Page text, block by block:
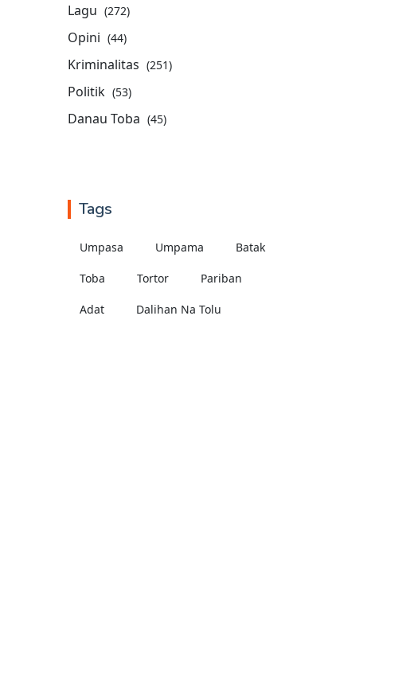
Lagu (272)
Opini (44)
Kriminalitas (251)
Politik (53)
Danau Toba (45)
Tags
Umpasa Umpama Batak
Toba Tortor Pariban
Adat Dalihan Na Tolu